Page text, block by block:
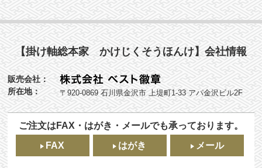
【掛け軸総本家 かけじくそうほんけ】会社情報
販売会社：
所在地：
〒920-0869 石川県金沢市 上堤町1-33 アパ金沢ビル2F
ご注文はFAX・はがき・メールでも承っております。
FAX
はがき メール